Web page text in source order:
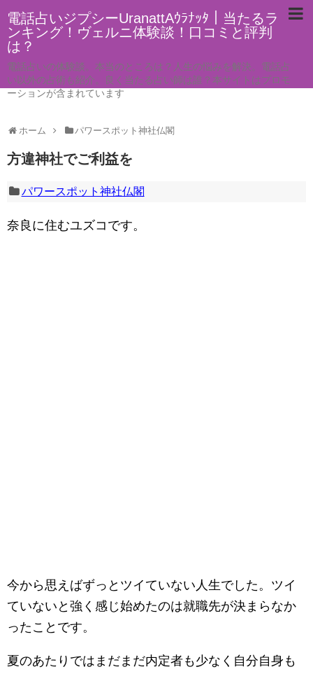
電話占いジプシーUranattAｳﾗﾅｯﾀ｜当たるラ
ンキング！ヴェルニ体験談！口コミと評判
は？
電話占いの体験談。本当のところは？人生の悩みを解決。電話占
い以外の占術も紹介。良く当たる占い師は誰？本サイトはプロモ
ーションが含まれています
ホーム パワースポット神社仏閣
方違神社でご利益を
パワースポット神社仏閣
奈良に住むユズコです。
今から思えばずっとツイていない人生でした。ツイ
ていないと強く感じ始めたのは就職先が決まらなか
ったことです。
夏のあたりではまだまだ内定者も少なく自分自身も